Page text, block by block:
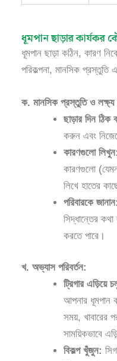
ধূমপান ছাড়ার কার্যকর
ধূমপান ছাড়া কঠিন, কারণ
পরিকল্পনা, মানসিক প্রস্তুতি
ক. মানসিক প্রস্তুতি ও লক্ষ্য
ছাড়ার দিন
করুন এবং
কারণগুলো লিখুন:
কারণগুলো
লিখে হাতের
পরিবারকে জানান:
সিদ্ধান্তের
করতে পারে।
খ. অভ্যাস পরিবর্তন:
ট্রিগার এড়িয়ে
আপনার ধূমপান
সময়, খাবারের
সাময়িকভাবে
বিকল্প খুঁজুন: